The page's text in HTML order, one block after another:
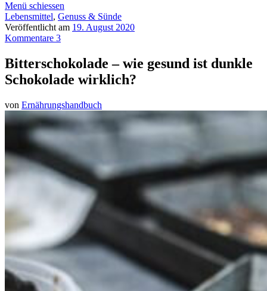
Menü schiessen
Lebensmittel, Genuss & Sünde
Veröffentlicht am 19. August 2020
Kommentare 3
Bitterschokolade – wie gesund ist dunkle
Schokolade wirklich?
von Ernährungshandbuch